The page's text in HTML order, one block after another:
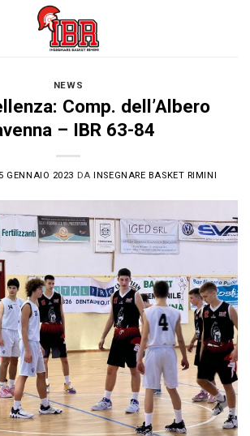
NEWS
Comp. dell’Albero
– IBR 63-84
GENNAIO 2023 DAINSEGNARE BASKET RIMINI